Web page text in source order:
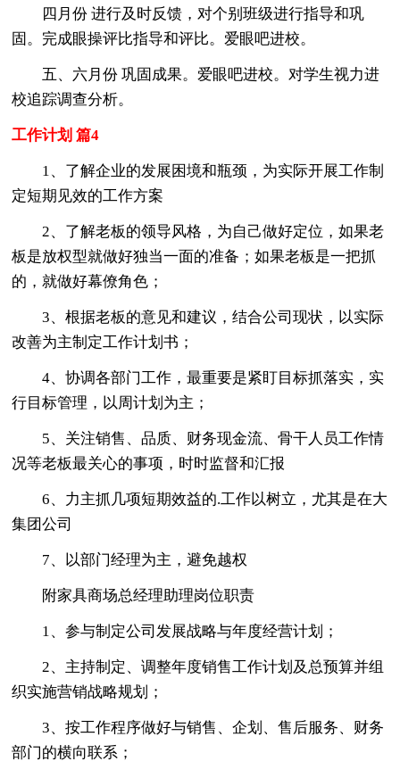
四月份 进行及时反馈，对个别班级进行指导和巩
固。完成眼操评比指导和评比。爱眼吧进校。
五、六月份 巩固成果。爱眼吧进校。对学生视力进
校追踪调查分析。
工作计划 篇4
1、了解企业的发展困境和瓶颈，为实际开展工作制
定短期见效的工作方案
2、了解老板的领导风格，为自己做好定位，如果老
板是放权型就做好独当一面的准备；如果老板是一把抓
的，就做好幕僚角色；
3、根据老板的意见和建议，结合公司现状，以实际
改善为主制定工作计划书；
4、协调各部门工作，最重要是紧盯目标抓落实，实
行目标管理，以周计划为主；
5、关注销售、品质、财务现金流、骨干人员工作情
况等老板最关心的事项，时时监督和汇报
6、力主抓几项短期效益的.工作以树立，尤其是在大
集团公司
7、以部门经理为主，避免越权
附家具商场总经理助理岗位职责
1、参与制定公司发展战略与年度经营计划；
2、主持制定、调整年度销售工作计划及总预算并组
织实施营销战略规划；
3、按工作程序做好与销售、企划、售后服务、财务
部门的横向联系；